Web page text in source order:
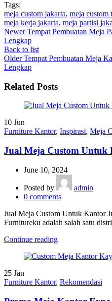
Tags:
meja custom jakarta, meja custom
meja kerja jakarta, meja partisi
Newer Tempat Pembuatan Meja
Lengkap
Back to list
Older Tempat Pembuatan Meja
Lengkap
Related Posts
10 Jun
Furniture Kantor, Inspirasi, Meja
Jual Meja Custom Untuk
June 10, 2024
Posted by
admin
0 comments
Jual Meja Custom Untuk Kantor
Furnitureku adalah salah satu
Continue reading
25 Jan
Furniture Kantor, Rekomendasi